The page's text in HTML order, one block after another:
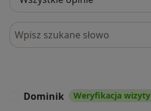
Szukaj w opiniach
Dominik Weryfikacja wizyty